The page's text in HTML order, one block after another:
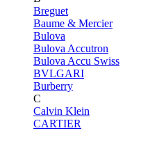
Breguet
Baume & Mercier
Bulova
Bulova Accutron
Bulova Accu Swiss
BVLGARI
Burberry
C
Calvin Klein
CARTIER